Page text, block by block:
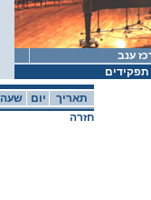
ענב
תפקידים
שעה יום
תאריך
חזרה